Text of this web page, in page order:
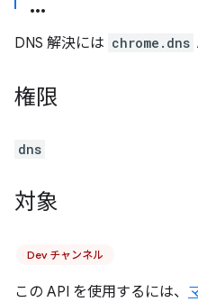
DNS 解決には chrome.dns
権限
dns
対象
Dev チャンネル
この API を使用するには、